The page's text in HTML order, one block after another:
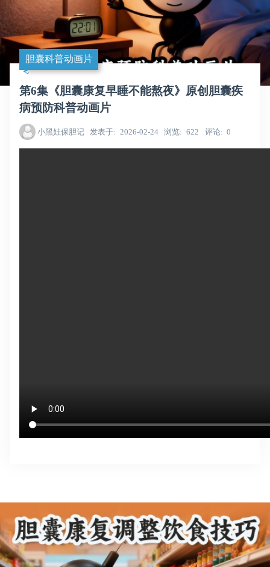
胆囊科普动画片
第6集《胆囊康复早睡不能熬夜》原创胆囊疾
病预防科普动画片
小黑娃保胆记 发表于 2026-02-24 浏览 622 评论 0